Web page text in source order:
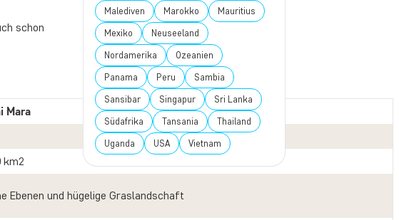
schon
Mara
km2
Ebenen und hügelige Graslandschaft
Malediven Marokko Mauritius
Mexiko Neuseeland
Nordamerika Ozeanien
Panama Peru Sambia
Sansibar Singapur Sri Lanka
Südafrika Tansania Thailand
Uganda USA Vietnam